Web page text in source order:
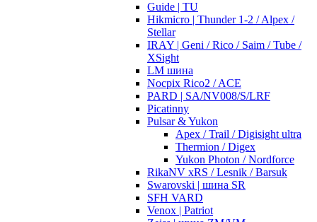
Guide | TU
Hikmicro | Thunder 1-2 / Alpex /
Stellar
IRAY | Geni / Rico / Saim / Tube /
XSight
LM шина
Nocpix Rico2 / ACE
PARD | SA/NV008/S/LRF
Picatinny
Pulsar & Yukon
Apex / Trail / Digisight ultra
Thermion / Digex
Yukon Photon / Nordforce
RikaNV xRS / Lesnik / Barsuk
Swarovski | шина SR
SFH VARD
Venox | Patriot